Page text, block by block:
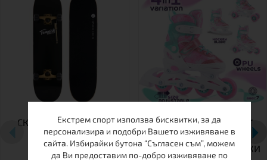
СКЕЙТБОРД TEMPISH
EMPTY
ДЕТСКИ РЕГУЛИРУЕМИ
КЪНКИ TEMPISH TRILO 4
В 1 GIRL – РОЛЕРИ, КЪНКИ
Екстрем спорт използва бисквитки, за да
персонализира и подобри Вашето изживяване в
сайта. Избирайки бутона “Съгласен съм”, можем
да Ви предоставим по-добро изживяване по